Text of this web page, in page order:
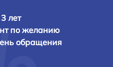
лет
по желанию
обращения